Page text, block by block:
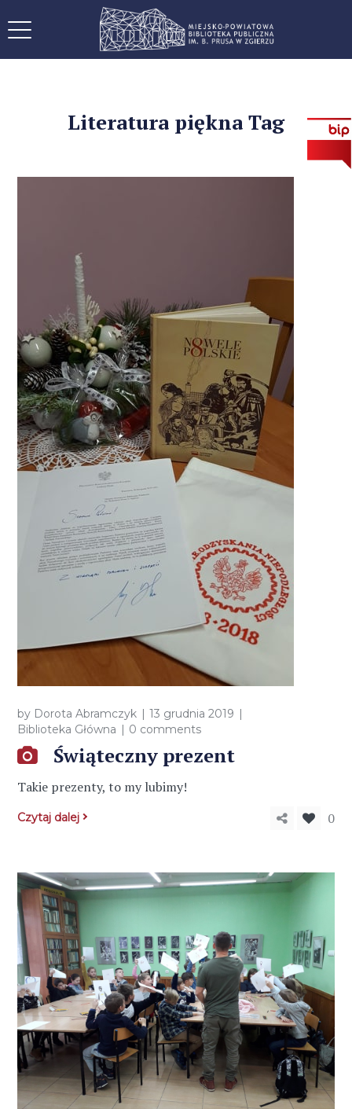
Literatura piękna Tag
by Dorota Abramczyk
13 grudnia 2019
Biblioteka Główna
0 comments
Świąteczny prezent
Takie prezenty, to my lubimy!
Czytaj dalej 0